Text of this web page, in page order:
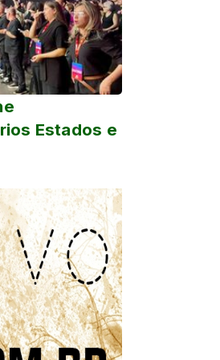
Estados e